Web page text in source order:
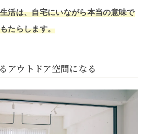
活は、自宅にいながら本当の意味で
たらします。
アウトドア空間になる